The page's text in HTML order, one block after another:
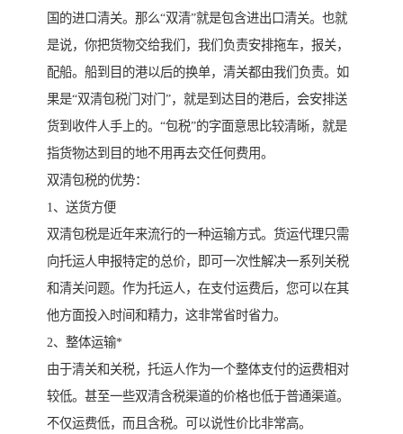
国的进口清关。那么“双清”就是包含进出口清关。也就
是说，你把货物交给我们，我们负责安排拖车，报关，
配船。船到目的港以后的换单，清关都由我们负责。如
果是“双清包税门对门”，就是到达目的港后，会安排送
货到收件人手上的。“包税”的字面意思比较清晰，就是
指货物达到目的地不用再去交任何费用。
双清包税的优势：
1、送货方便
双清包税是近年来流行的一种运输方式。货运代理只需
向托运人申报特定的总价，即可一次性解决一系列关税
和清关问题。作为托运人，在支付运费后，您可以在其
他方面投入时间和精力，这非常省时省力。
2、整体运输*
由于清关和关税，托运人作为一个整体支付的运费相对
较低。甚至一些双清含税渠道的价格也低于普通渠道。
不仅运费低，而且含税。可以说性价比非常高。